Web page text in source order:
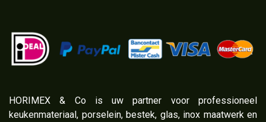
​HORIMEX & Co is uw partner voor professioneel
keukenmateriaal, porselein, bestek, glas, inox maatwerk en